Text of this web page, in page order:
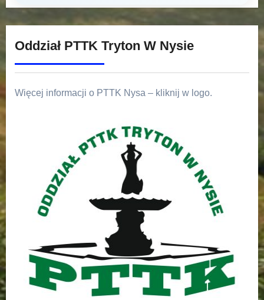
Oddział PTTK Tryton W Nysie
Więcej informacji o PTTK Nysa – kliknij w logo.